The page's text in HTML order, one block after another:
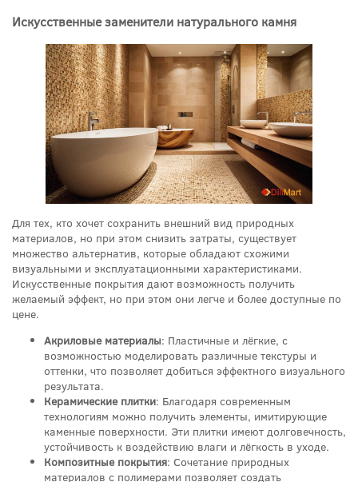
Искусственные заменители натурального камня
Для тех, кто хочет сохранить внешний вид природных
материалов, но при этом снизить затраты, существует
множество альтернатив, которые обладают схожими
визуальными и эксплуатационными характеристиками.
Искусственные покрытия дают возможность получить
желаемый эффект, но при этом они легче и более доступные по
цене.
Акриловые материалы: Пластичные и лёгкие, с
возможностью моделировать различные текстуры и
оттенки, что позволяет добиться эффектного визуального
результата.
Керамические плитки: Благодаря современным
технологиям можно получить элементы, имитирующие
каменные поверхности. Эти плитки имеют долговечность,
устойчивость к воздействию влаги и лёгкость в уходе.
Композитные покрытия: Сочетание природных
материалов с полимерами позволяет создать